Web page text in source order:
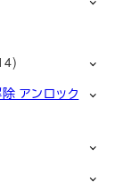
アンロック